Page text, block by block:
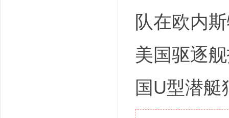
队在欧内
美国驱逐
国U型潜